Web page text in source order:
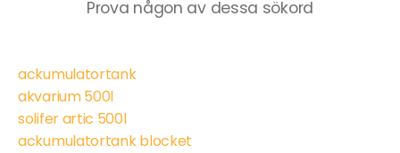
Prova någon av dessa sökord
ackumulatortank
akvarium 500l
solifer artic 500l
ackumulatortank blocket